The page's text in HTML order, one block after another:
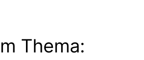
Thema: